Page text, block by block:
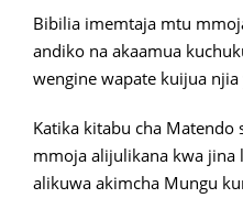
Bibilia imemtaja mtu
andiko na akaamua
wengine wapate kuijua njia
Katika kitabu cha
mmoja alijulikana kwa jina
alikuwa akimcha Mungu